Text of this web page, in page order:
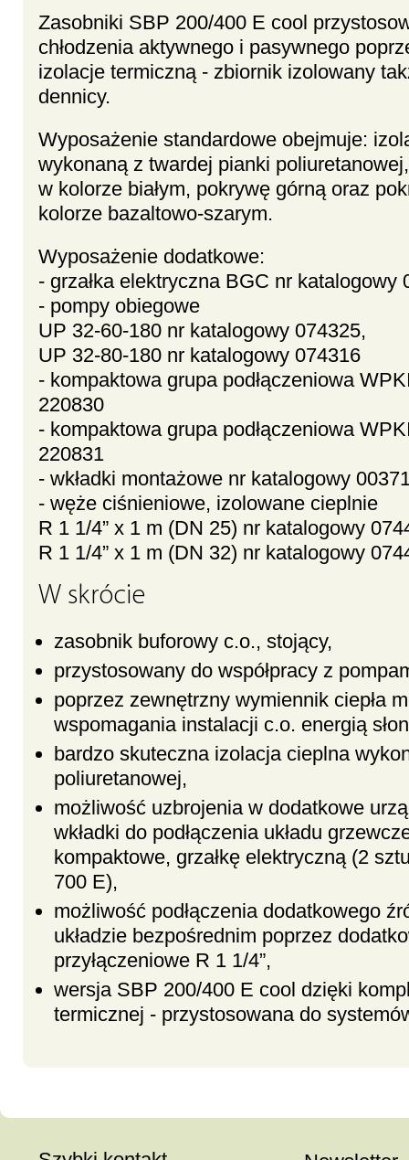
Zasobniki SBP 200/400 E cool
chłodzenia aktywnego i pasywnego
izolacje termiczną - zbiornik izolowany
dennicy.
Wyposażenie standardowe obejmuje:
wykonaną z twardej pianki
w kolorze białym, pokrywę górną oraz
kolorze bazaltowo-szarym.
Wyposażenie dodatkowe:
- grzałka elektryczna BGC nr katalogowy
- pompy obiegowe
UP 32-60-180 nr katalogowy 074325,
UP 32-80-180 nr katalogowy 074316
- kompaktowa grupa podłączeniowa
220830
- kompaktowa grupa podłączeniowa
220831
- wkładki montażowe nr katalogowy
- węże ciśnieniowe, izolowane cieplnie
R 1 1/4” x 1 m (DN 25) nr katalogowy
R 1 1/4” x 1 m (DN 32) nr katalogowy
W skrócie
zasobnik buforowy c.o., stojący,
przystosowany do współpracy z
poprzez zewnętrzny wymiennik ciepła
wspomagania instalacji c.o. energią
bardzo skuteczna izolacja cieplna
poliuretanowej,
możliwość uzbrojenia w dodatkowe
wkładki do podłączenia układu
kompaktowe, grzałkę elektryczną (2
700 E),
możliwość podłączenia dodatkowego
układzie bezpośrednim poprzez
przyłączeniowe R 1 1/4”,
wersja SBP 200/400 E cool dzięki
termicznej - przystosowana do